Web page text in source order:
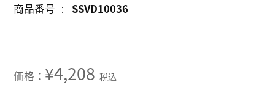
商品番号 SSVD10036
¥4,208 税込